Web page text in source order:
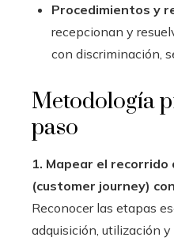
Procedimientos y
recepcionan y
con discriminación,
Metodología
paso
1. Mapear el recorrido
(customer journey)
Reconocer las etapas
adquisición, utilización